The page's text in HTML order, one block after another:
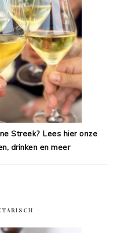
Streek? Lees hier onze
drinken en meer